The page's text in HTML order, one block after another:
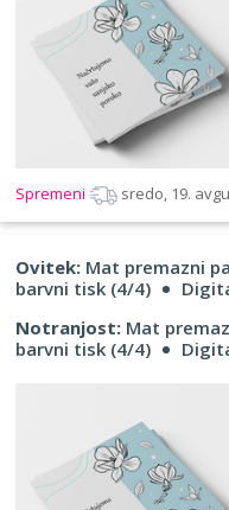
Spremeni sredo, 19.
Ovitek: Mat premazni
barvni tisk (4/4)
Notranjost: Mat
barvni tisk (4/4)